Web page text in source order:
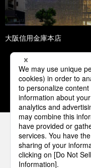
大阪信用金庫本店
1 2
パナソニック